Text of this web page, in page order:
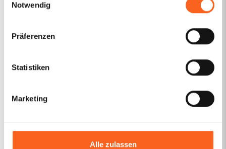
Notwendig
Präferenzen
Statistiken
Marketing
Alle zulassen
Die häufigsten Fragen zu